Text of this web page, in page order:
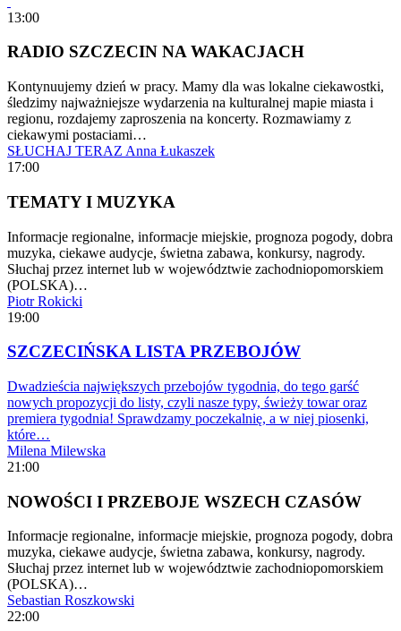
13:00
RADIO SZCZECIN NA WAKACJACH
Kontynuujemy dzień w pracy. Mamy dla was lokalne ciekawostki,
śledzimy najważniejsze wydarzenia na kulturalnej mapie miasta i
regionu, rozdajemy zaproszenia na koncerty. Rozmawiamy z
ciekawymi postaciami…
SŁUCHAJ TERAZ Anna Łukaszek
17:00
TEMATY I MUZYKA
Informacje regionalne, informacje miejskie, prognoza pogody, dobra
muzyka, ciekawe audycje, świetna zabawa, konkursy, nagrody.
Słuchaj przez internet lub w województwie zachodniopomorskiem
(POLSKA)…
Piotr Rokicki
19:00
SZCZECIŃSKA LISTA PRZEBOJÓW
Dwadzieścia największych przebojów tygodnia, do tego garść
nowych propozycji do listy, czyli nasze typy, świeży towar oraz
premiera tygodnia! Sprawdzamy poczekalnię, a w niej piosenki,
które…
Milena Milewska
21:00
NOWOŚCI I PRZEBOJE WSZECH CZASÓW
Informacje regionalne, informacje miejskie, prognoza pogody, dobra
muzyka, ciekawe audycje, świetna zabawa, konkursy, nagrody.
Słuchaj przez internet lub w województwie zachodniopomorskiem
(POLSKA)…
Sebastian Roszkowski
22:00